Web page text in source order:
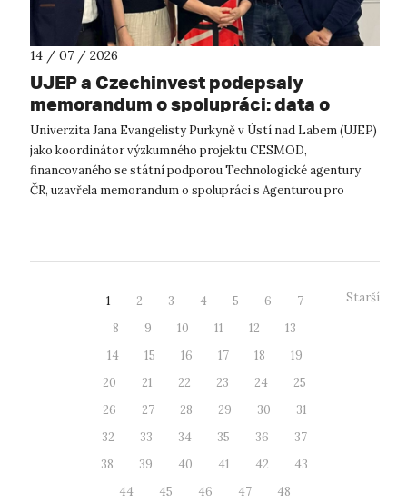
14 / 07 / 2026
UJEP a Czechinvest podepsaly
memorandum o spolupráci: data o
podnikatelském prostředí posílí
výzkum CESMOD
Univerzita Jana Evangelisty Purkyně v Ústí nad Labem (UJEP)
jako koordinátor výzkumného projektu CESMOD,
financovaného se státní podporou Technologické agentury
ČR, uzavřela memorandum o spolupráci s Agenturou pro
1 2 3 4 5 6
7
8
9 10 11 12
13
14
15 16 17 18
19
20
21 22 23 24
25
26
27 28 29 30
31
32
33 34 35 36
37
38
39 40 41 42
43
44
45 46 47
48
Starší